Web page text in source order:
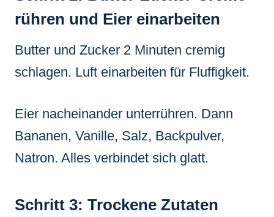
rühren und Eier einarbeiten
Butter und Zucker 2 Minuten cremig
schlagen. Luft einarbeiten für Fluffigkeit.
Eier nacheinander unterrühren. Dann
Bananen, Vanille, Salz, Backpulver,
Natron. Alles verbindet sich glatt.
Schritt 3: Trockene Zutaten